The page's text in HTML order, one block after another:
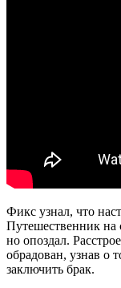
Фикс узнал, что
Путешественник на
но опоздал.
обрадован, узнав о
заключить брак.